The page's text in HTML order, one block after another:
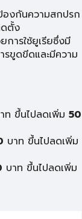
งกันความสกปรก
ดตั้ง
ารใช้ยูเรียซึ่งมี
รขูดขีดและมีความ
ท ขึ้นไปลดเพิ่ม 50
บาท ขึ้นไปลดเพิ่ม
บาท ขึ้นไปลดเพิ่ม